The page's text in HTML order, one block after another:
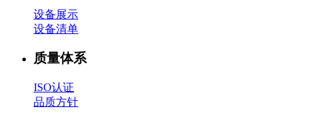
设备展示
设备清单
质量体系
ISO认证
品质方针